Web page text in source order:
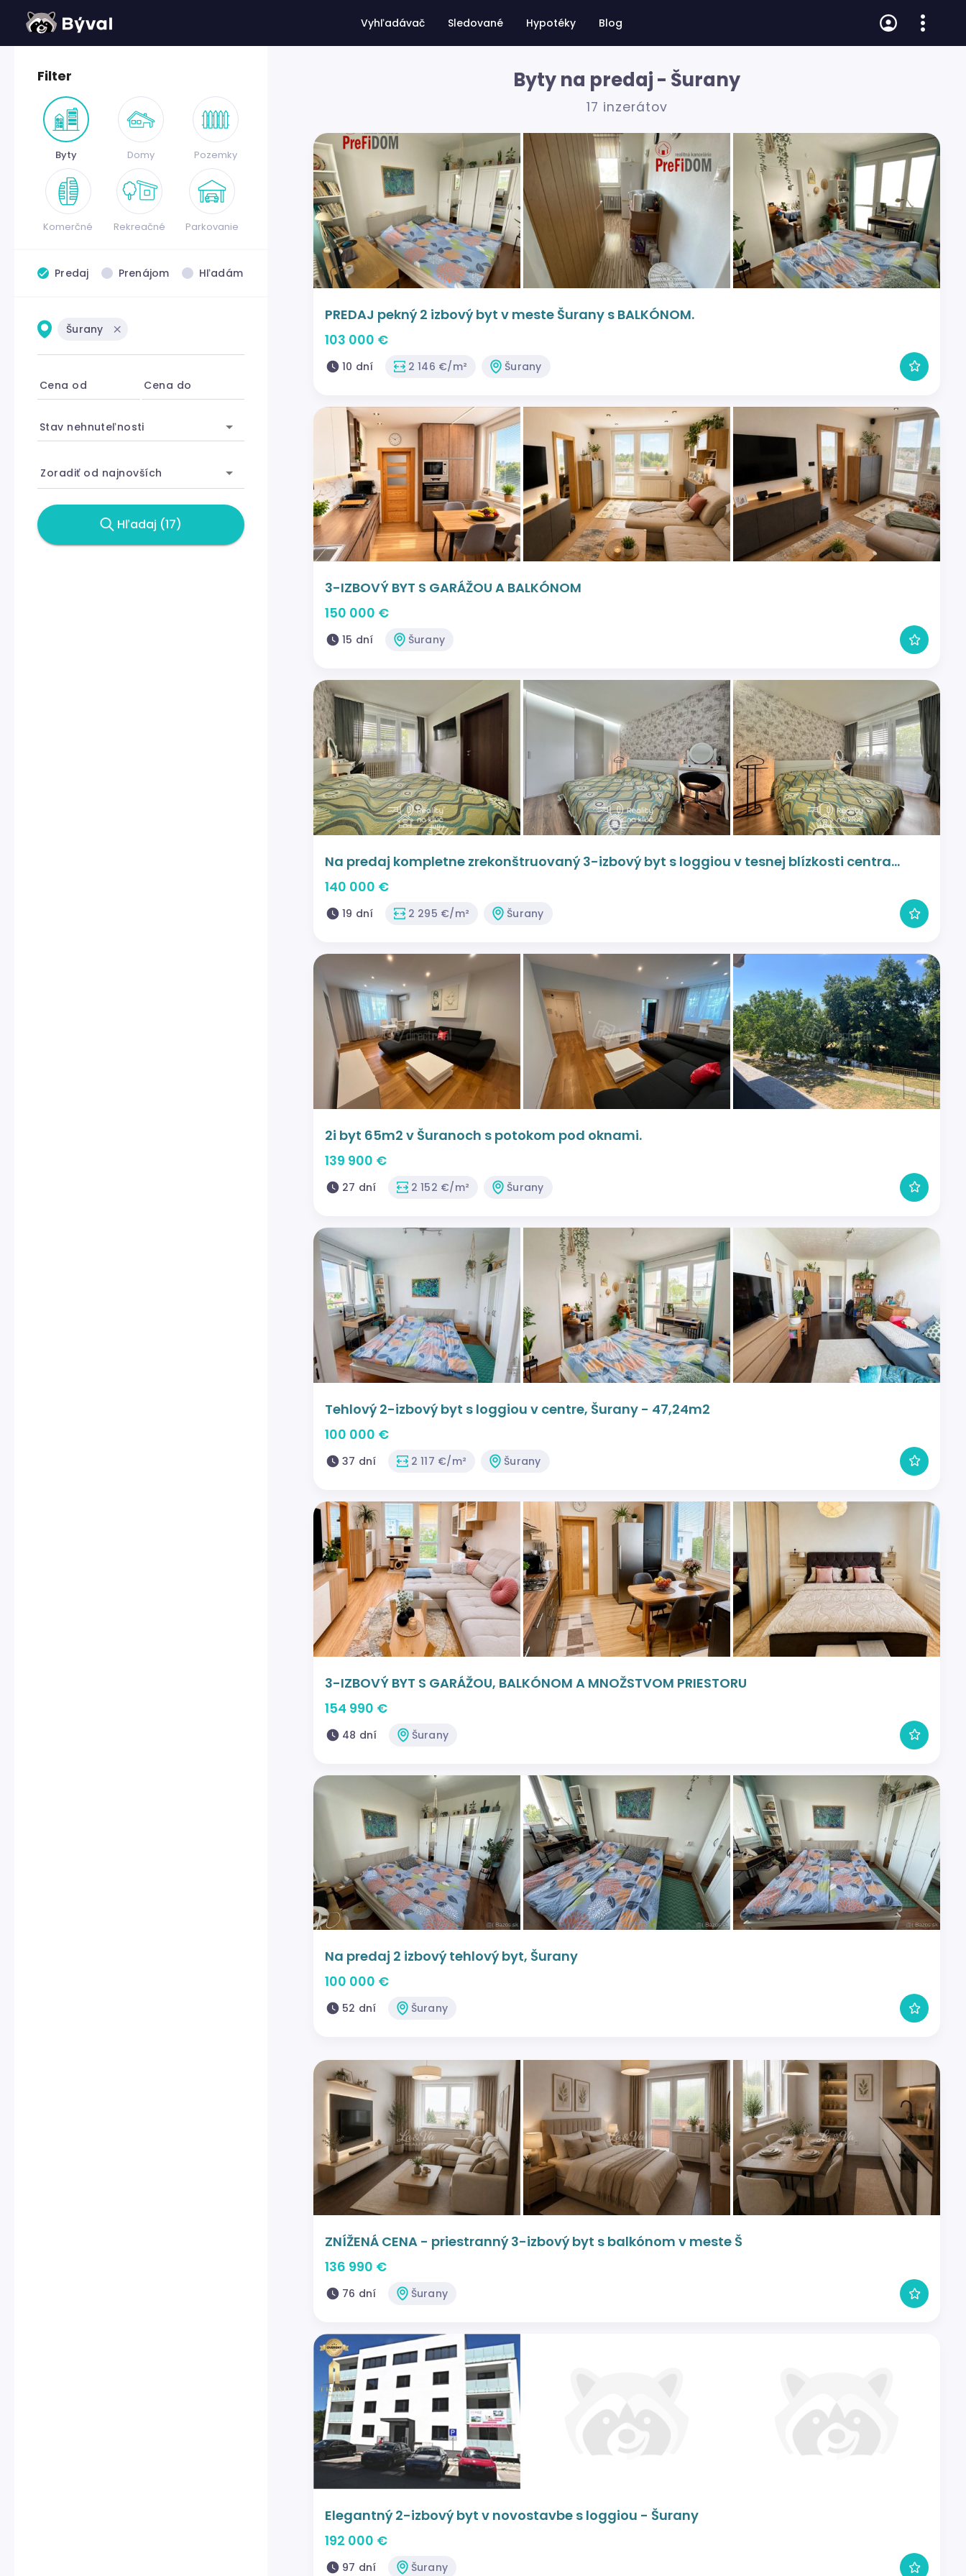
Vyhľadávač Sledované Hypotéky Blog
Filter
Byty Domy Pozemky
Komerčné Rekreačné Parkovanie
Predaj Prenájom Hľadám
Šurany
Cena od Cena do
Stav nehnuteľnosti
Zoradiť od najnovších
Hľadaj (17)
Byty na predaj - Šurany
17 inzerátov
PREDAJ pekný 2 izbový byt v meste Šurany s BALKÓNOM.
103 000 €
10 dní 2 146 €/m² Šurany
3-IZBOVÝ BYT S GARÁŽOU A BALKÓNOM
150 000 €
15 dní Šurany
Na predaj kompletne zrekonštruovaný 3-izbový byt s loggiou v tesnej blízkosti centra
mesta Šurany
140 000 €
19 dní 2 295 €/m² Šurany
2i byt 65m2 v Šuranoch s potokom pod oknami.
139 900 €
27 dní 2 152 €/m² Šurany
Tehlový 2-izbový byt s loggiou v centre, Šurany - 47,24m2
100 000 €
37 dní 2 117 €/m² Šurany
3-IZBOVÝ BYT S GARÁŽOU, BALKÓNOM A MNOŽSTVOM PRIESTORU
154 990 €
48 dní Šurany
Na predaj 2 izbový tehlový byt, Šurany
100 000 €
52 dní Šurany
ZNÍŽENÁ CENA - priestranný 3-izbový byt s balkónom v meste Š
136 990 €
76 dní Šurany
Elegantný 2-izbový byt v novostavbe s loggiou - Šurany
192 000 €
97 dní Šurany